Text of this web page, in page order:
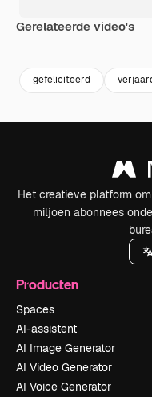
Gerelateerde video's
gefeliciteerd
Het creatieve platform
miljoen abonnees
Producten
Spaces
AI-assistent
AI Image Generator
AI Video Generator
AI Voice Generator